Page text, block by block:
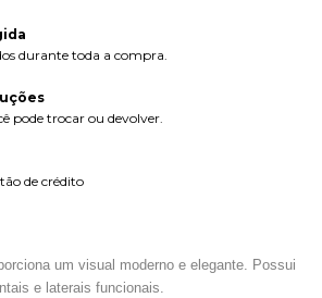
durante toda a compra.
pode trocar ou devolver.
de crédito
um visual moderno e elegante. Possui
e laterais funcionais.